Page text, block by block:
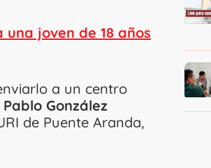
una joven de 18 años
a un centro
González
de Puente Aranda,